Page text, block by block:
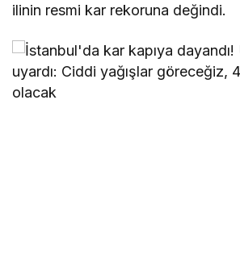
ilinin resmi kar rekoruna değindi.